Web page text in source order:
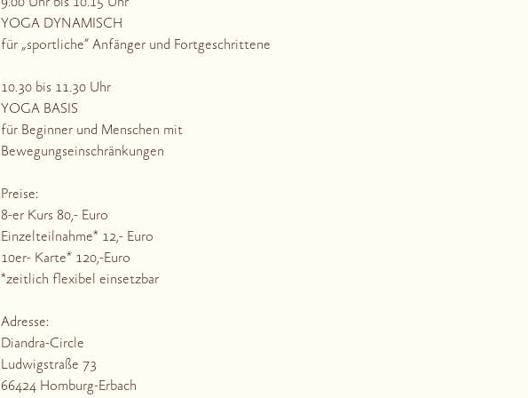
9.00 Uhr bis 10.15 Uhr
YOGA DYNAMISCH
für „sportliche“ Anfänger und Fortgeschrittene
10.30 bis 11.30 Uhr
YOGA BASIS
für Beginner und Menschen mit
Bewegungseinschränkungen
Preise:
8-er Kurs 80,- Euro
Einzelteilnahme* 12,- Euro
10er- Karte* 120,-Euro
*zeitlich flexibel einsetzbar
Adresse:
Diandra-Circle
Ludwigstraße 73
66424 Homburg-Erbach